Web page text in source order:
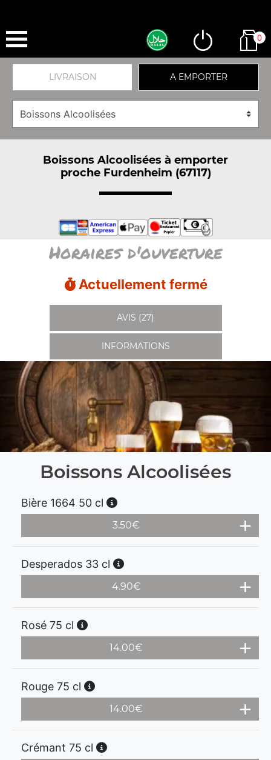
0
LIVRAISON A EMPORTER
Boissons Alcoolisées à emporter
proche Furdenheim (67117)
Horaires d'ouverture
Actuellement fermé
AVIS (27)
INFORMATIONS
Boissons Alcoolisées
Bière 1664 50 cl
3.50€
Desperados 33 cl
4.90€
Rosé 75 cl
14.00€
Rouge 75 cl
14.00€
Crémant 75 cl